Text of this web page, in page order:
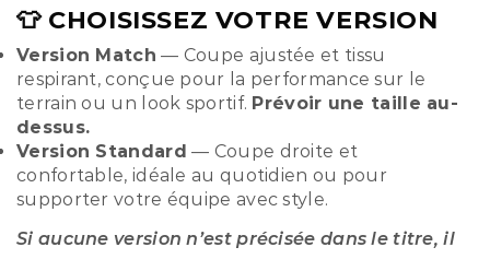
👕 CHOISISSEZ VOTRE VERSION
Version Match — Coupe ajustée et tissu
respirant, conçue pour la performance sur le
terrain ou un look sportif. Prévoir une taille au-
dessus.
Version Standard — Coupe droite et
confortable, idéale au quotidien ou pour
supporter votre équipe avec style.
Si aucune version n’est précisée dans le titre, il